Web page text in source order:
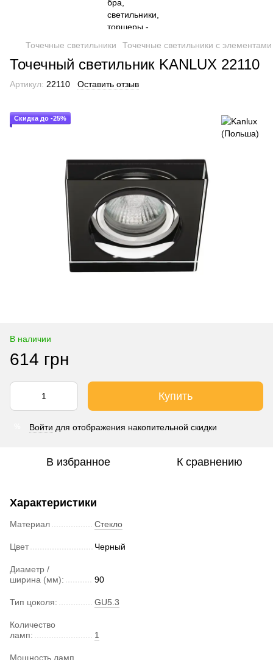
Точечные светильники Точечные светильники с элементами
Точечный светильник KANLUX 22110
Артикул: 22110 Оставить отзыв
Скидка до -25%
В наличии
614 грн
Купить
Войти для отображения накопительной скидки
В избранное К сравнению
Характеристики
Материал Стекло
Цвет Черный
Диаметр /
ширина (мм):
90
Тип цоколя: GU5.3
Количество
ламп:
1
Мощность ламп